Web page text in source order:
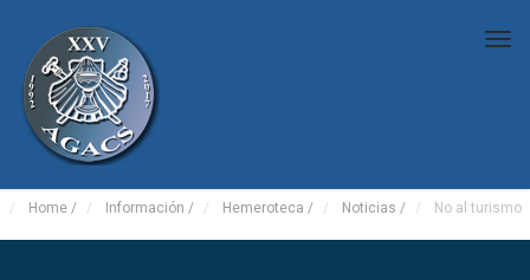
Home / Información / Hemeroteca / Noticias / No al turismo